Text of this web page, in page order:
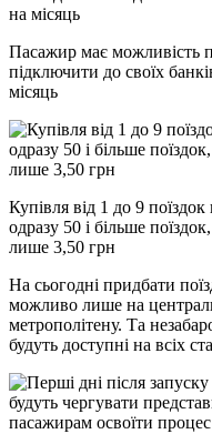
Пасажир має можливість
підключити до своїх
місяць
Купівля від 1 до 9
одразу 50 і більше
лише 3,50 грн
На сьогодні придбати
можливо лише на
метрополітену. Та
будуть доступні на всіх